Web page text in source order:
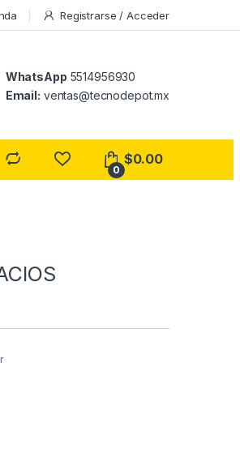
Registrarse / Acceder
WhatsApp 5514956930
Email: ventas@tecnodepot.mx
0
$0.00